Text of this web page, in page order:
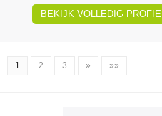
BEKIJK VOLLEDIG PROFIEL
1 2 3 » »»